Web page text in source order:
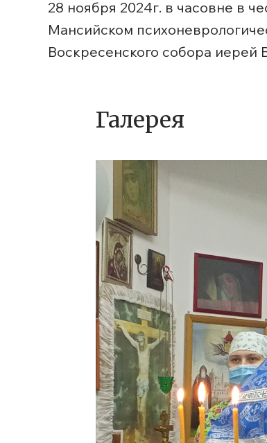
28 ноября 2024г. в часовне в
Мансийском
Воскресенского собора иерей
Галерея